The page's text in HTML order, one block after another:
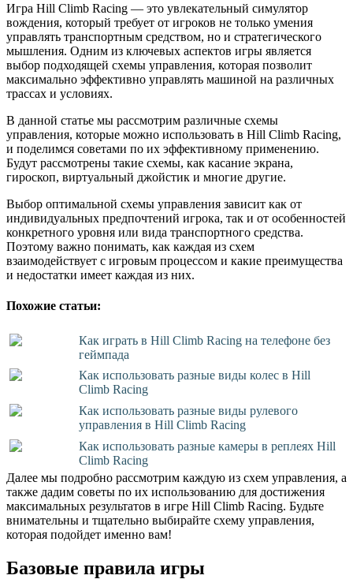
Игра Hill Climb Racing — это увлекательный симулятор
вождения, который требует от игроков не только умения
управлять транспортным средством, но и стратегического
мышления. Одним из ключевых аспектов игры является
выбор подходящей схемы управления, которая позволит
максимально эффективно управлять машиной на различных
трассах и условиях.
В данной статье мы рассмотрим различные схемы
управления, которые можно использовать в Hill Climb Racing,
и поделимся советами по их эффективному применению.
Будут рассмотрены такие схемы, как касание экрана,
гироскоп, виртуальный джойстик и многие другие.
Выбор оптимальной схемы управления зависит как от
индивидуальных предпочтений игрока, так и от особенностей
конкретного уровня или вида транспортного средства.
Поэтому важно понимать, как каждая из схем
взаимодействует с игровым процессом и какие преимущества
и недостатки имеет каждая из них.
Похожие статьи:
Как играть в Hill Climb Racing на телефоне без
геймпада
Как использовать разные виды колес в Hill
Climb Racing
Как использовать разные виды рулевого
управления в Hill Climb Racing
Как использовать разные камеры в реплеях Hill
Climb Racing
Далее мы подробно рассмотрим каждую из схем управления, а
также дадим советы по их использованию для достижения
максимальных результатов в игре Hill Climb Racing. Будьте
внимательны и тщательно выбирайте схему управления,
которая подойдет именно вам!
Базовые правила игры